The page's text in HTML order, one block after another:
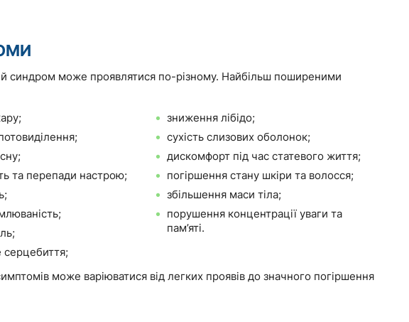
синдром може проявлятися по-різному. Найбільш поширеними
та перепади настрою;
серцебиття;
зниження лібідо;
сухість слизових оболонок;
дискомфорт під час статевого життя;
погіршення стану шкіри та волосся;
збільшення маси тіла;
порушення концентрації уваги та
пам’яті.
може варіюватися від легких проявів до значного погіршення